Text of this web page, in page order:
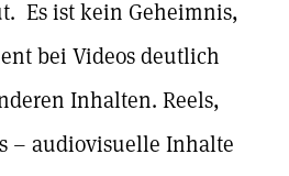
Es ist kein Geheimnis,
bei Videos deutlich
Inhalten. Reels,
– audiovisuelle Inhalte